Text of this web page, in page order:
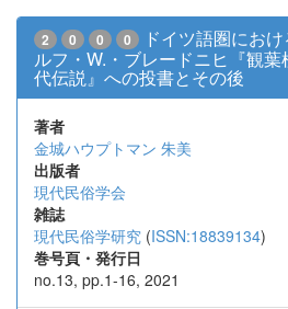
2 0 0 0
ドイツ語圏にお
ルフ・W.・ブレードニヒ『観
代伝説』への投書とその後
著者
金城ハウプトマン 朱美
出版者
現代民俗学会
雑誌
現代民俗学研究 (ISSN:18839134)
巻号頁・発行日
no.13, pp.1-16, 2021